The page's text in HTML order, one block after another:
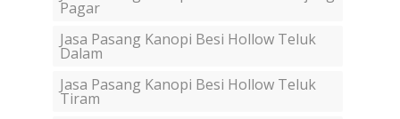
Pagar
Jasa Pasang Kanopi Besi Hollow Teluk
Dalam
Jasa Pasang Kanopi Besi Hollow Teluk
Tiram